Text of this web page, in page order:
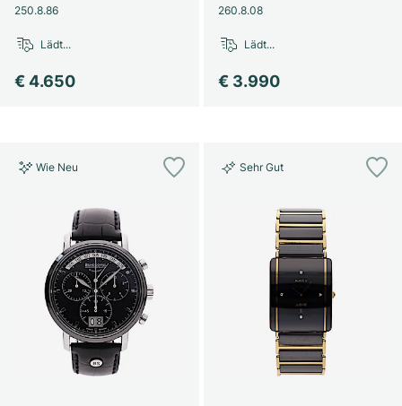
250.8.86
€ 4.650
Lädt...
260.8.08
€ 3.990
Lädt...
Wie Neu Sehr Gut